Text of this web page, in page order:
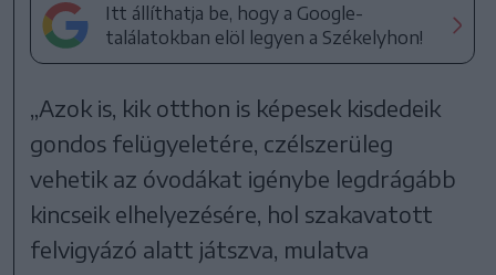
Itt állíthatja be, hogy a Google-
találatokban elöl legyen a Székelyhon!
„Azok is, kik otthon is képesek kisdedeik
gondos felügyeletére, czélszerüleg
vehetik az óvodákat igénybe legdrágább
kincseik elhelyezésére, hol szakavatott
felvigyázó alatt játszva, mulatva